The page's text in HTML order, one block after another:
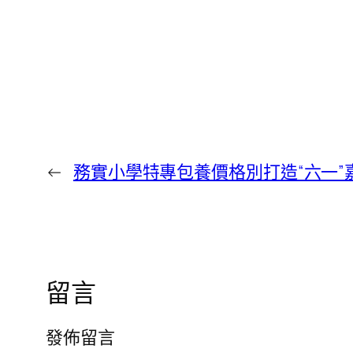
← 務實小學特專包養價格別打造“六一”
留言
發佈留言